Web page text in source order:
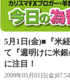
5月1日(金)■『米
て『週明けに米
に注目！
2009年05月01日(金